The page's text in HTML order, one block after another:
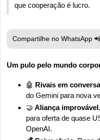
que cooperação é lucro.
Compartilhe no WhatsApp 📲
Um pulo pelo mundo
🤖 Rivais em
do Gemini para nova
🤝 Aliança improvável.
para oferta de quase
OpenAI.